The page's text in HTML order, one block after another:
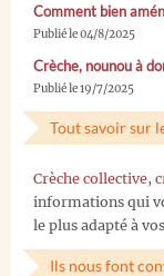
Comment bien
Publié le 04/8/2025
Crèche, nounou à
Publié le 19/7/2025
Tout savoir sur
Crèche collective,
informations qui
le plus adapté à
Ils nous font